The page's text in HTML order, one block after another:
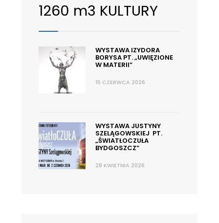
1260 m3 KULTURY
WYSTAWA IZYDORA
BORYSA PT. „UWIĘZIONE
W MATERII”
15 CZERWCA 2026
WYSTAWA JUSTYNY
SZELĄGOWSKIEJ PT.
„ŚWIATŁOCZUŁA
BYDGOSZCZ”
28 KWIETNIA 2026